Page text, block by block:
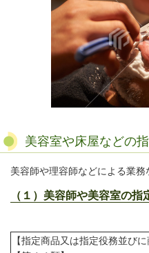
美容室や床屋などの
美容師や理容師などによる業務
（１）美容師や美容室の指
【指定商品又は指定役務並び